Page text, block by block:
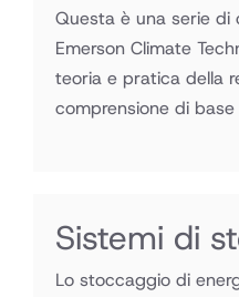
Questa è una serie di
Emerson Climate
teoria e pratica della
comprensione di
Sistemi di
Lo stoccaggio di